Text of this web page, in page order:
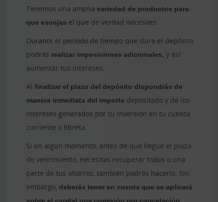
Tenemos una amplia variedad de productos para
que escojas el que de verdad necesites.
Durante el período de tiempo que dure el depósito,
podrás realizar imposiciones adicionales, y así
aumentar tus intereses.
Alfinalizar el plazo del depósito dispondrás de
manera inmediata del importe depositado y de los
intereses generados por tu inversión en tu cuenta
corriente o libreta.
Si en algún momento, antes de que llegue el plazo
de vencimiento, necesitas recuperar todos o una
parte de tus ahorros, también podrás hacerlo. Sin
embargo, deberás tener en cuenta que se aplicará